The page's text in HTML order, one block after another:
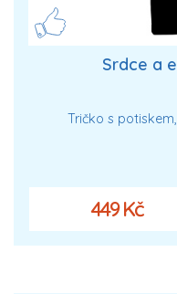
Srdce a
Tričko s
449 Kč